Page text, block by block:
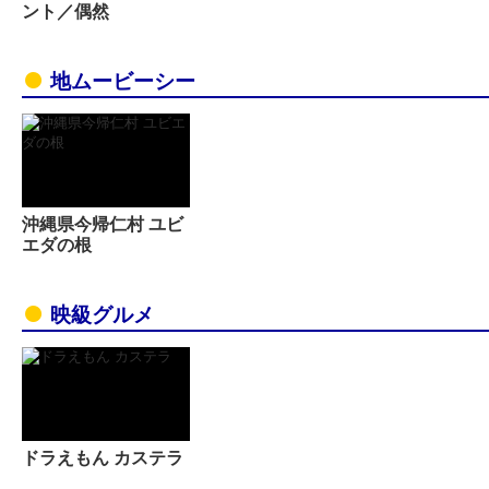
ント／偶然
地ムービーシー
沖縄県今帰仁村 ユビ
エダの根
映級グルメ
ドラえもん カステラ